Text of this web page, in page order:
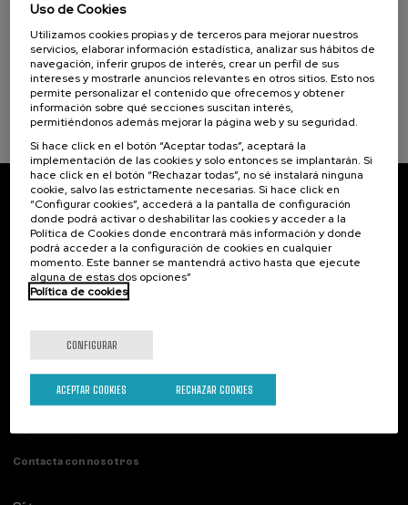
Objetivos de desarrollo sostenible
artifiziala eta osasuna
10 h. Euskera .
...
DESDE 12 €
Últimas
plazas
Gratuito
Fecha
pasada
Lista
de
espera
Plazo
de
matrícula
finalizado
Suscríbete a nuestro boletín
Inscríbete para ser el primero/a en recibir las
novedades de UIK.
Suscribirse
Contacto
Paseo de Miraconcha, 48
Contacta con nosotros
Uso de Cookies
Utilizamos cookies propias y de terceros para mejorar nuestros
servicios, elaborar información estadística, analizar sus hábitos de
navegación, inferir grupos de interés, crear un perfil de sus
intereses y mostrarle anuncios relevantes en otros sitios. Esto nos
permite personalizar el contenido que ofrecemos y obtener
información sobre qué secciones suscitan interés,
permitiéndonos además mejorar la página web y su seguridad.
Si hace click en el botón “Aceptar todas”, aceptará la
implementación de las cookies y solo entonces se implantarán. Si
hace click en el botón “Rechazar todas”, no sé instalará ninguna
cookie, salvo las estrictamente necesarias. Si hace click en
“Configurar cookies”, accederá a la pantalla de configuración
donde podrá activar o deshabilitar las cookies y acceder a la
Política de Cookies donde encontrará más información y donde
podrá acceder a la configuración de cookies en cualquier
momento. Este banner se mantendrá activo hasta que ejecute
alguna de estas dos opciones”
Política de cookies
CONFIGURAR
RECHAZAR COOKIES
ACEPTAR COOKIES